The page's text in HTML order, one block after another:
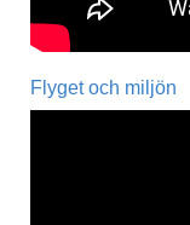
Flyget och miljön